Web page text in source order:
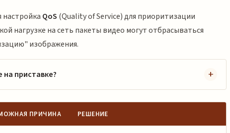
настройка QoS (Quality of Service) для приоритизации
нагрузке на сеть пакеты видео могут отбрасываться
изображения.
на приставке?
ПРИЧИНА РЕШЕНИЕ